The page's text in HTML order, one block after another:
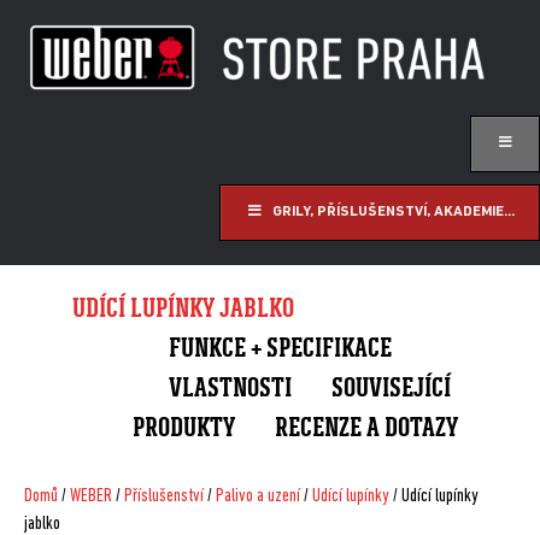
GRILY, PŘÍSLUŠENSTVÍ, AKADEMIE...
UDÍCÍ LUPÍNKY JABLKO
FUNKCE + SPECIFIKACE
VLASTNOSTI
SOUVISEJÍCÍ
PRODUKTY
RECENZE A DOTAZY
Domů /WEBER/ Příslušenství/ Palivo a uzení/Udící lupínky/ Udící lupínky
jablko